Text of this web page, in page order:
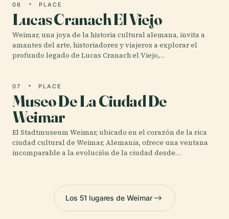
06 PLACE
Lucas Cranach El Viejo
Weimar, una joya de la historia cultural alemana, invita a
amantes del arte, historiadores y viajeros a explorar el
profundo legado de Lucas Cranach el Viejo,…
07 PLACE
Museo De La Ciudad De
Weimar
El Stadtmuseum Weimar, ubicado en el corazón de la rica
ciudad cultural de Weimar, Alemania, ofrece una ventana
incomparable a la evolución de la ciudad desde…
Los 51 lugares de Weimar